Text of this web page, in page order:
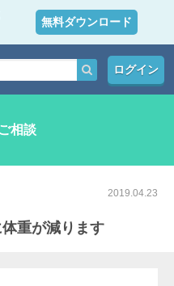
無料ダウンロード
ログイン
相談
2019.04.23
重が減ります